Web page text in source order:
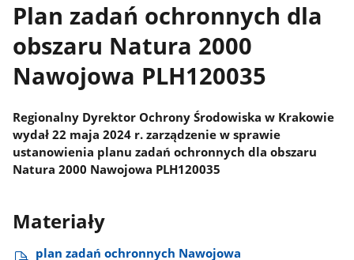
Plan zadań ochronnych dla
obszaru Natura 2000
Nawojowa PLH120035
Regionalny Dyrektor Ochrony Środowiska w Krakowie
wydał 22 maja 2024 r. zarządzenie w sprawie
ustanowienia planu zadań ochronnych dla obszaru
Natura 2000 Nawojowa PLH120035
Materiały
plan zadań ochronnych Nawojowa